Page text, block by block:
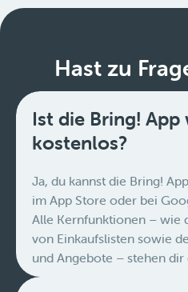
Hast zu
Ist die Bring!
kostenlos?
Ja, du kannst die Bring!
im App Store oder bei
Alle Kernfunktionen – wie
von Einkaufslisten sowie
und Angebote – stehen